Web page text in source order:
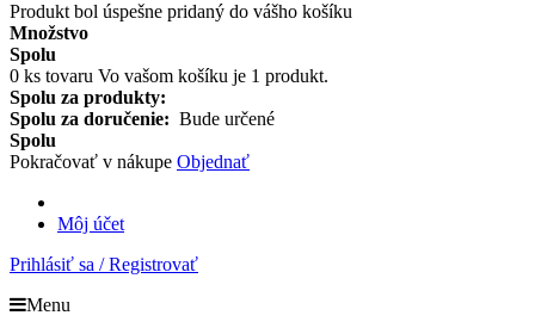
Produkt bol úspešne pridaný do vášho košíku
Množstvo
Spolu
0 ks tovaru Vo vašom košíku je 1 produkt.
Spolu za produkty:
Spolu za doručenie: Bude určené
Spolu
Pokračovať v nákupe Objednať
Môj účet
Prihlásiť sa / Registrovať
Menu